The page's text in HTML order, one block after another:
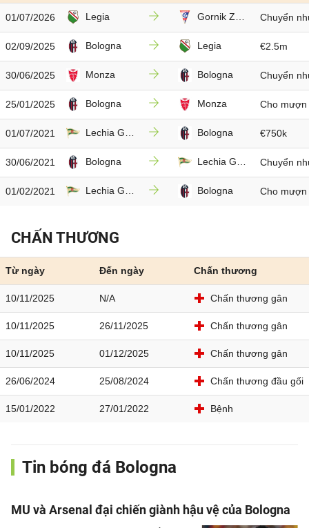
01/07/2026 Legia Gornik Zabrze Chuyển
02/09/2025 Bologna Legia €2.5m
30/06/2025 Monza Bologna Chuyển
25/01/2025 Bologna Monza Cho mượn
01/07/2021 Lechia Gdansk Bologna €750k
30/06/2021 Bologna Lechia Gdansk Chuyển
01/02/2021 Lechia Gdansk Bologna Cho mượn
CHẤN THƯƠNG
Từ ngày Đến ngày Chấn thương
10/11/2025 N/A Chấn thương gân
10/11/2025 26/11/2025 Chấn thương gân
10/11/2025 01/12/2025 Chấn thương gân
26/06/2024 25/08/2024 Chấn thương đầu gối
15/01/2022 27/01/2022 Bệnh
Tin bóng đá Bologna
MU và Arsenal đại chiến giành hậu vệ của Bologna